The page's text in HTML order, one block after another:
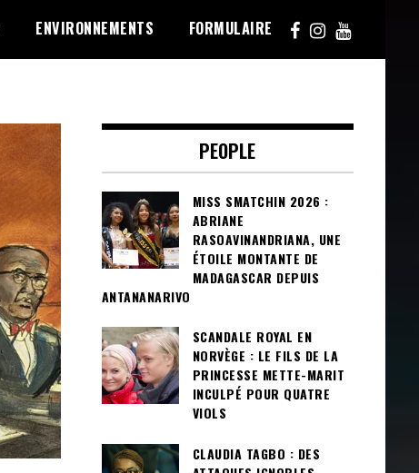
ENVIRONNEMENTS FORMULAIRE
PEOPLE
MISS SMATCHIN 2026 :
ABRIANE
RASOAVINANDRIANA, UNE
ÉTOILE MONTANTE DE
MADAGASCAR DEPUIS
ANTANANARIVO
SCANDALE ROYAL EN
NORVÈGE : LE FILS DE LA
PRINCESSE METTE-MARIT
INCULPÉ POUR QUATRE
VIOLS
CLAUDIA TAGBO : DES